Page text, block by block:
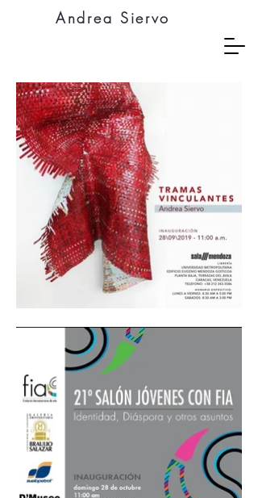
Andrea Siervo